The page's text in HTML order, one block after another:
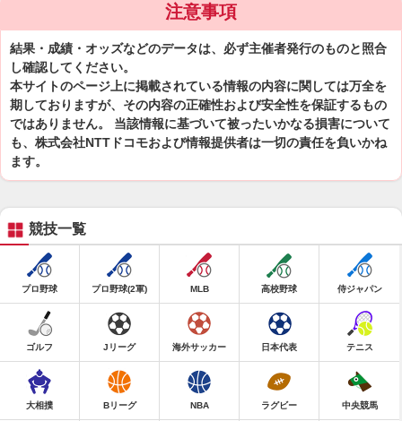
注意事項
結果・成績・オッズなどのデータは、必ず主催者発行のものと照合
し確認してください。
本サイトのページ上に掲載されている情報の内容に関しては万全を
期しておりますが、その内容の正確性および安全性を保証するもの
ではありません。 当該情報に基づいて被ったいかなる損害について
も、株式会社NTTドコモおよび情報提供者は一切の責任を負いかね
ます。
競技一覧
プロ野球 プロ野球(2軍) MLB 高校野球 侍ジャパン
ゴルフ Jリーグ 海外サッカー 日本代表 テニス
大相撲 Bリーグ NBA ラグビー 中央競馬